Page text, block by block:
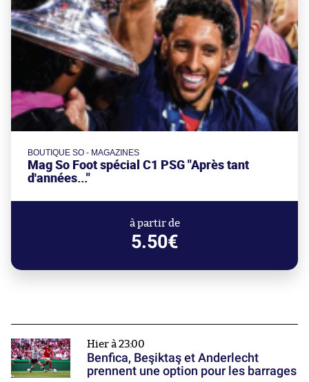
BOUTIQUE SO - MAGAZINES
Mag So Foot spécial C1 PSG "Après tant
d'années..."
à partir de
5.50€
Hier à 23:00
Benfica, Beşiktaş et Anderlecht
prennent une option pour les barrages